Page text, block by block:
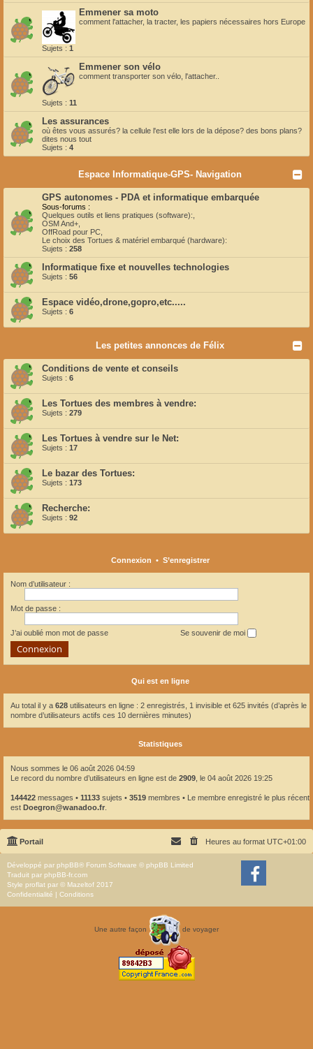
Emmener sa moto
comment l'attacher, la tracter, les papiers nécessaires hors Europe
Sujets : 1
Emmener son vélo
comment transporter son vélo, l'attacher..
Sujets : 11
Les assurances
où êtes vous assurés? la cellule l'est elle lors de la dépose? des bons plans?
dites nous tout
Sujets : 4
Espace Informatique-GPS- Navigation
GPS autonomes - PDA et informatique embarquée
Sous-forums :
Quelques outils et liens pratiques (software):
OSM And+
OffRoad pour PC
Le choix des Tortues & matériel embarqué (hardware):
Sujets : 258
Informatique fixe et nouvelles technologies
Sujets : 56
Espace vidéo,drone,gopro,etc.....
Sujets : 6
Les petites annonces de Félix
Conditions de vente et conseils
Sujets : 6
Les Tortues des membres à vendre:
Sujets : 279
Les Tortues à vendre sur le Net:
Sujets : 17
Le bazar des Tortues:
Sujets : 173
Recherche:
Sujets : 92
Connexion • S’enregistrer
Nom d’utilisateur :
Mot de passe :
J’ai oublié mon mot de passe Se souvenir de moi
Qui est en ligne
Au total il y a 628 utilisateurs en ligne : 2 enregistrés, 1 invisible et 625 invités (d’après le
nombre d’utilisateurs actifs ces 10 dernières minutes)
Statistiques
Nous sommes le 06 août 2026 04:59
Le record du nombre d’utilisateurs en ligne est de 2909, le 04 août 2026 19:25
144422 messages • 11133 sujets • 3519 membres • Le membre enregistré le plus récent
est Doegron@wanadoo.fr.
Portail Heures au format UTC+01:00
Développé par phpBB® Forum Software © phpBB Limited
Traduit par phpBB-fr.com
Style proflat par © Mazeltof 2017
Confidentialité
Conditions
Une autre façon de voyager